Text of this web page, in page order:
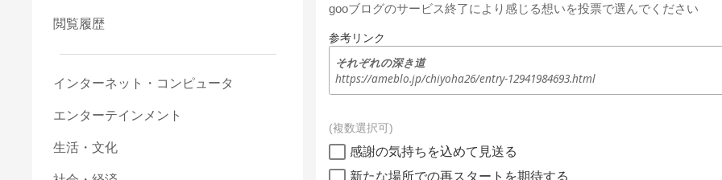
gooブログのサービス終了により感じる想いを投票で選んでください
参考リンク
それぞれの深き道
https://ameblo.jp/chiyoha26/entry-12941984693.html
複数選択可
感謝の気持ちを込めて見送る
新たな場所での再スタートを期待する
閲覧履歴
インターネット・コンピュータ
エンターテインメント
生活・文化